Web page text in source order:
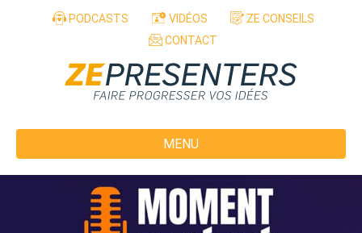
Aller au contenu
PODCASTS VIDÉOS
ZE CONSEILS
CONTACT
MENU